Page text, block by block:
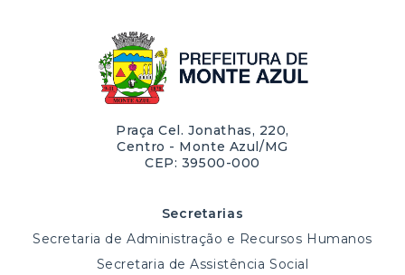
Praça Cel. Jonathas, 220,
Centro - Monte Azul/MG
CEP: 39500-000
Secretarias
Secretaria de Administração e Recursos Humanos
Secretaria de Assistência Social